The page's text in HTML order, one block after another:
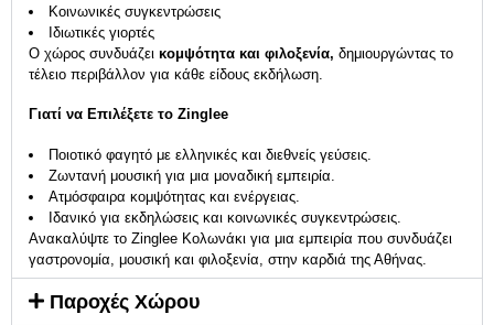
Κοινωνικές συγκεντρώσεις
Ιδιωτικές γιορτές
Ο χώρος συνδυάζει κομψότητα και φιλοξενία, δημιουργώντας το
τέλειο περιβάλλον για κάθε είδους εκδήλωση.
Γιατί να Επιλέξετε το Zinglee
Ποιοτικό φαγητό με ελληνικές και διεθνείς γεύσεις.
Ζωντανή μουσική για μια μοναδική εμπειρία.
Ατμόσφαιρα κομψότητας και ενέργειας.
Ιδανικό για εκδηλώσεις και κοινωνικές συγκεντρώσεις.
Ανακαλύψτε το Zinglee Κολωνάκι για μια εμπειρία που συνδυάζει
γαστρονομία, μουσική και φιλοξενία, στην καρδιά της Αθήνας.
Παροχές Χώρου